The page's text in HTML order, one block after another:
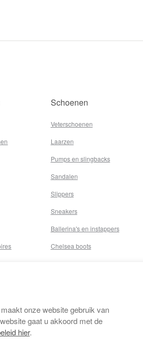
Schoenen
Veterschoenen
Laarzen
Pumps en slingbacks
Sandalen
Slippers
Sneakers
Ballerina's en instappers
Chelsea boots
onze website gebruik van
gaat u akkoord met de
hier.